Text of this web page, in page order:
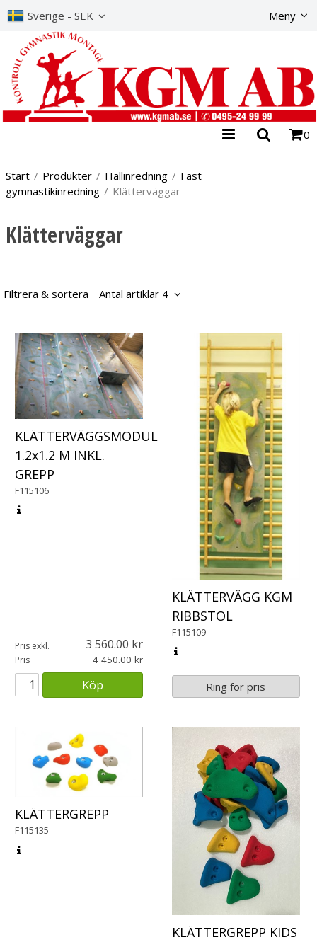
Sverige - SEK Meny
0
Start / Produkter / Hallinredning / Fast
gymnastikinredning / Klätterväggar
Klätterväggar
Filtrera & sortera Antal artiklar 4
KLÄTTERVÄGGSMODUL
1.2x1.2 M INKL.
GREPP
F115106
Pris exkl. 3 560.00
Pris 4 450.00
Köp
KLÄTTERVÄGG KGM
RIBBSTOL
F115109
Ring för pris
KLÄTTERGREPP
F115135
KLÄTTERGREPP KIDS